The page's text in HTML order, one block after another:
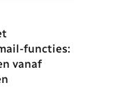
functies:
vanaf